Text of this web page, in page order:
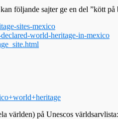
följande sajter ge en del ”kött
sites-mexico
world-heritage-in-mexico
världen) på Unescos världsarvlista: